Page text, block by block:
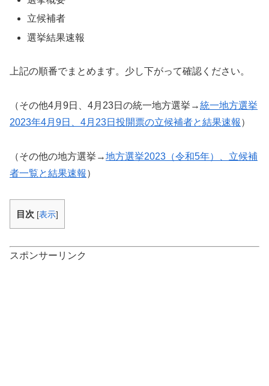
立候補者
選挙結果速報
上記の順番でまとめます。少し下がって確認ください。
（その他4月9日、4月23日の統一地方選挙→統一地方選挙
2023年4月9日、4月23日投開票の立候補者と結果速報 ）
（その他の地方選挙→地方選挙2023（令和5年）、立候補
者一覧と結果速報 ）
目次 [表示]
スポンサーリンク